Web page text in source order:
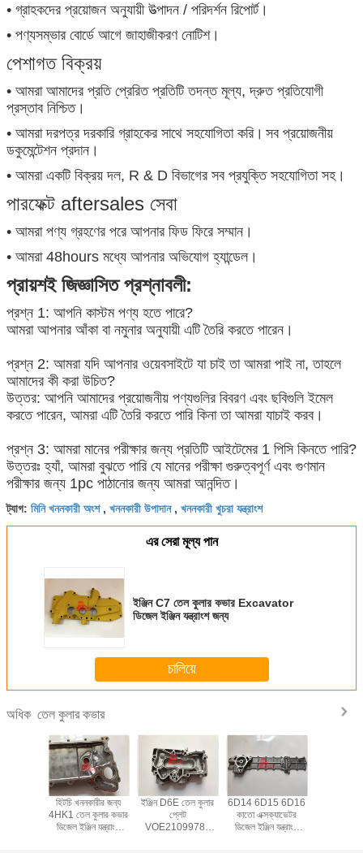
• গ্রাহকদের প্রয়োজন অনুযায়ী উত্পাদন / পরিদর্শন রিপোর্ট।
• পণ্যসম্ভার বোর্ডে আগে জাহাজীকরণ নোটিশ।
পেশাগত বিক্রয়
• আমরা আমাদের প্রতি প্রেরিত প্রতিটি তদন্ত মূল্য, দ্রুত প্রতিযোগী
প্রস্তাব নিশ্চিত।
• আমরা দরপত্র দরকারি গ্রাহকের সাথে সহযোগিতা করি। সব প্রয়োজনীয়
ডকুমেন্টেশন প্রদান।
• আমরা একটি বিক্রয় দল, R & D বিভাগের সব প্রযুক্তি সহযোগিতা সহ।
পারফেক্ট aftersales সেবা
• আমরা পণ্য গ্রহণের পরে আপনার ফিড ফিরে সম্মান।
• আমরা 48hours মধ্যে আপনার অভিযোগ হ্যান্ডেল।
প্রায়শই জিজ্ঞাসিত প্রশ্নাবলী:
প্রশ্ন 1: আপনি কাস্টম পণ্য হতে পারে?
আমরা আপনার আঁকা বা নমুনার অনুযায়ী এটি তৈরি করতে পারেন।
প্রশ্ন 2: আমরা যদি আপনার ওয়েবসাইটে যা চাই তা আমরা পাই না, তাহলে
আমাদের কী করা উচিত?
উত্তর: আপনি আমাদের প্রয়োজনীয় পণ্যগুলির বিবরণ এবং ছবিগুলি ইমেল
করতে পারেন, আমরা এটি তৈরি করতে পারি কিনা তা আমরা যাচাই করব।
প্রশ্ন 3: আমরা মানের পরীক্ষার জন্য প্রতিটি আইটেমের 1 পিসি কিনতে পারি?
উত্তরঃ হ্যাঁ, আমরা বুঝতে পারি যে মানের পরীক্ষা গুরুত্বপূর্ণ এবং গুণমান
পরীক্ষার জন্য 1pc পাঠানোর জন্য আমরা আনন্দিত।
ট্যাগ: মিনি খননকারী অংশ, খননকারী উপাদান, খননকারী খুচরা যন্ত্রাংশ
এর সেরা মূল্য পান
ইঞ্জিন C7 তেল কুলার কভার Excavator
ডিজেল ইঞ্জিন যন্ত্রাংশ জন্য
চালিয়ে
অধিক তেল কুলার কভার
হিটচি খননকারীর জন্য
4HK1 তেল কুলার কভার
ডিজেল ইঞ্জিন যন্ত্রাংশ
ইঞ্জিন D6E তেল কুলার
প্লেট
VOE21099784
6D14 6D15 6D16
কাতো এক্সক্যাভেটর
ডিজেল ইঞ্জিন যন্ত্রাংশ